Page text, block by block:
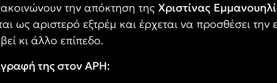
την απόκτηση της Χριστίνας
ως αριστερό εξτρέμ και έρχεται να προσθέσει την
κι άλλο επίπεδο.
της στον ΑΡΗ: